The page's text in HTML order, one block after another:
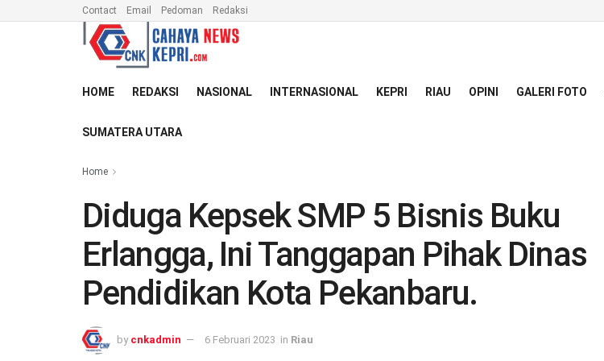
Contact Email Pedoman Redaksi
HOME REDAKSI NASIONAL INTERNASIONAL KEPRI RIAU OPINI GALERI FOTO
SUMATERA UTARA
Home
Diduga Kepsek SMP 5 Bisnis Buku
Erlangga, Ini Tanggapan Pihak Dinas
Pendidikan Kota Pekanbaru.
by cnkadmin 6 Februari 2023 in Riau